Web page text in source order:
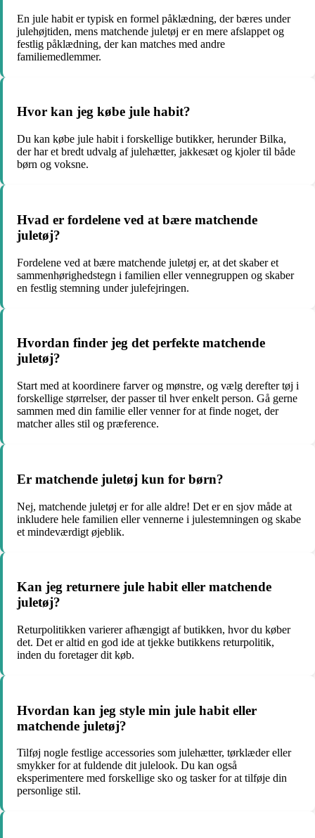
En jule habit er typisk en formel påklædning, der bæres under
julehøjtiden, mens matchende juletøj er en mere afslappet og
festlig påklædning, der kan matches med andre
familiemedlemmer.
Hvor kan jeg købe jule habit?
Du kan købe jule habit i forskellige butikker, herunder Bilka,
der har et bredt udvalg af julehætter, jakkesæt og kjoler til både
børn og voksne.
Hvad er fordelene ved at bære matchende
juletøj?
Fordelene ved at bære matchende juletøj er, at det skaber et
sammenhørighedstegn i familien eller vennegruppen og skaber
en festlig stemning under julefejringen.
Hvordan finder jeg det perfekte matchende
juletøj?
Start med at koordinere farver og mønstre, og vælg derefter tøj i
forskellige størrelser, der passer til hver enkelt person. Gå gerne
sammen med din familie eller venner for at finde noget, der
matcher alles stil og præference.
Er matchende juletøj kun for børn?
Nej, matchende juletøj er for alle aldre! Det er en sjov måde at
inkludere hele familien eller vennerne i julestemningen og skabe
et mindeværdigt øjeblik.
Kan jeg returnere jule habit eller matchende
juletøj?
Returpolitikken varierer afhængigt af butikken, hvor du køber
det. Det er altid en god ide at tjekke butikkens returpolitik,
inden du foretager dit køb.
Hvordan kan jeg style min jule habit eller
matchende juletøj?
Tilføj nogle festlige accessories som julehætter, tørklæder eller
smykker for at fuldende dit julelook. Du kan også
eksperimentere med forskellige sko og tasker for at tilføje din
personlige stil.